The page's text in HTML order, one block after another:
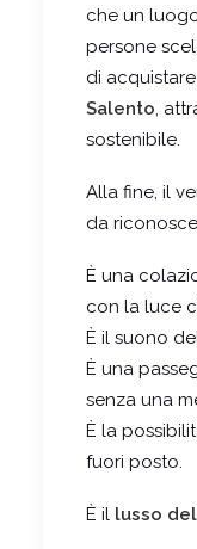
che un
persone
di acquistare
Salento,
sostenibile.
Alla fine, il
da
È una
con la luce
È il suono
È una
senza una
È la
fuori posto.
È il lusso